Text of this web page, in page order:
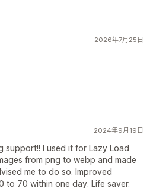
2026年7月25日
2024年9月19日
support!! I used it for Lazy Load
from png to webp and made
me to do so. Improved
to 70 within one day. Life saver.